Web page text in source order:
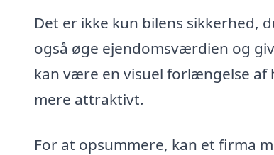
Det er ikke kun bilens sikkerhed,
også øge ejendomsværdien og
kan være en visuel forlængelse
mere attraktivt.
For at opsummere, kan et firma